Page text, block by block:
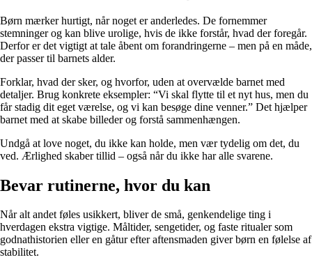
Børn mærker hurtigt, når noget er anderledes. De fornemmer
stemninger og kan blive urolige, hvis de ikke forstår, hvad der foregår.
Derfor er det vigtigt at tale åbent om forandringerne – men på en måde,
der passer til barnets alder.
Forklar, hvad der sker, og hvorfor, uden at overvælde barnet med
detaljer. Brug konkrete eksempler: “Vi skal flytte til et nyt hus, men du
får stadig dit eget værelse, og vi kan besøge dine venner.” Det hjælper
barnet med at skabe billeder og forstå sammenhængen.
Undgå at love noget, du ikke kan holde, men vær tydelig om det, du
ved. Ærlighed skaber tillid – også når du ikke har alle svarene.
Bevar rutinerne, hvor du kan
Når alt andet føles usikkert, bliver de små, genkendelige ting i
hverdagen ekstra vigtige. Måltider, sengetider, og faste ritualer som
godnathistorien eller en gåtur efter aftensmaden giver børn en følelse af
stabilitet.